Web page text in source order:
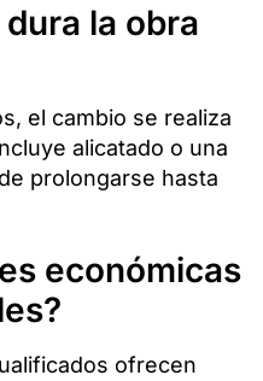
la obra
el cambio se realiza
alicatado o una
prolongarse hasta
económicas
ofrecen